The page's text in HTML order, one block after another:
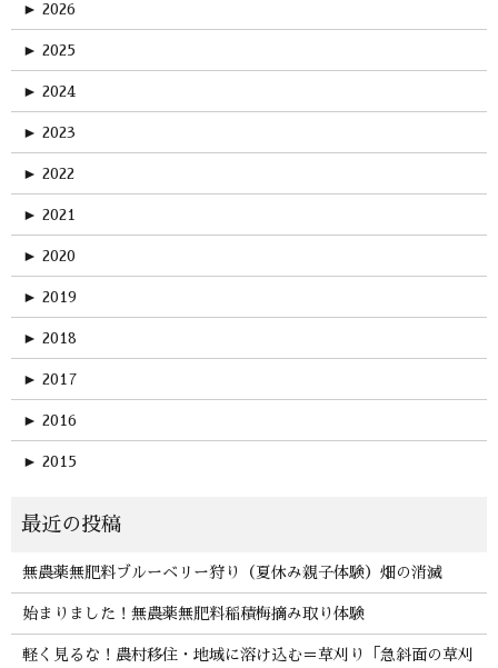
► 2026
► 2025
► 2024
► 2023
► 2022
► 2021
► 2020
► 2019
► 2018
► 2017
► 2016
► 2015
無農薬無肥料ブルーベリー狩り（夏休み親子体験）畑の消滅
始まりました！無農薬無肥料稲積梅摘み取り体験
軽く見るな！農村移住・地域に溶け込む＝草刈り「急斜面の草刈